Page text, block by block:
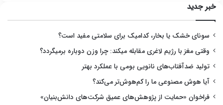
خبر جدید
سونای خشک یا بخار، کدامیک برای سلامتی مفید است؟
وقتی مغز با رژیم لاغری مقابله میکند: چرا وزن دوباره برمیگردد؟
تولید ضدآفتاب‌های نانویی بومی با عملکرد بهتر
آیا هوش مصنوعی ما را کم‌هوش‌تر می‌کند؟
فراخوان «حمایت از پژوهش‌های عمیق شرکت‌های دانش‌بنیان»